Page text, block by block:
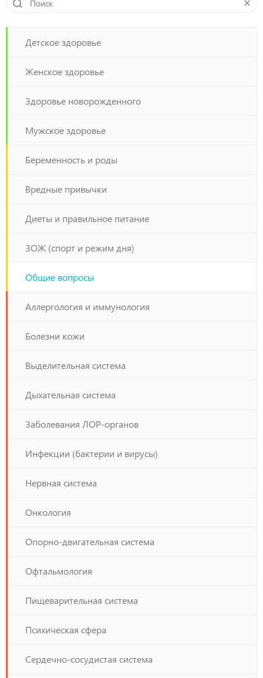
Детское здоровье
Женское здоровье
Здоровье новорожденного
Мужское здоровье
Беременность и роды
Вредные привычки
Диеты и правильное питание
ЗОЖ (спорт и режим дня)
Общие вопросы
Аллергология и иммунология
Болезни кожи
Выделительная система
Дыхательная система
Заболевания ЛОР-органов
Инфекции (бактерии и вирусы)
Нервная система
Онкология
Опорно-двигательная система
Офтальмология
Пищеварительная система
Психическая сфера
Сердечно-сосудистая система